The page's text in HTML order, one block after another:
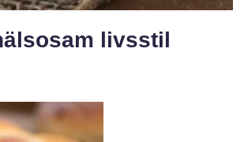
livsstil